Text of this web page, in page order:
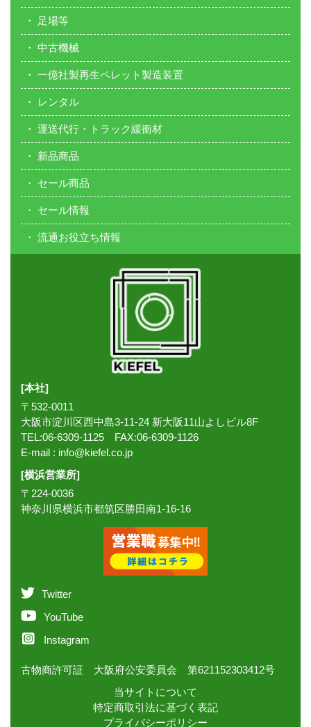
足場等
中古機械
一億社製再生ペレット製造装置
レンタル
運送代行・トラック緩衝材
新品商品
セール商品
セール情報
流通お役立ち情報
[本社]
〒532-0011
大阪市淀川区西中島3-11-24 新大阪11山よしビル8F
TEL:06-6309-1125 FAX:06-6309-1126
E-mail : info@kiefel.co.jp
[横浜営業所]
〒224-0036
神奈川県横浜市都筑区勝田南1-16-16
Twitter
YouTube
Instagram
古物商許可証 大阪府公安委員会 第621152303412号
当サイトについて
特定商取引法に基づく表記
プライバシーポリシー